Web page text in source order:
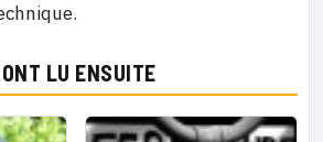
LU ENSUITE